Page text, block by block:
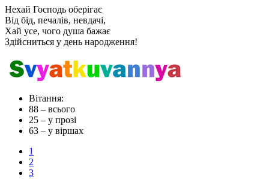
Нехай Господь оберігає
Від бід, печалів, невдачі,
Хай усе, чого душа бажає
Здійсниться у день народження!
Вітання:
88 – всього
25 – у прозі
63 – у віршах
1
2
3